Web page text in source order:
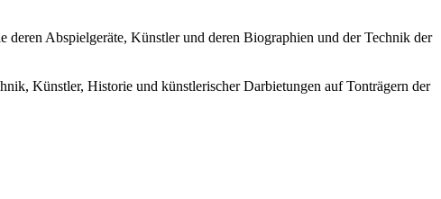
deren Abspielgeräte, Künstler und deren Biographien und der Technik der
Künstler, Historie und künstlerischer Darbietungen auf Tonträgern der